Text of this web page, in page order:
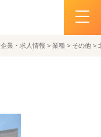
企業・求人情報 > 業種 > その他 >